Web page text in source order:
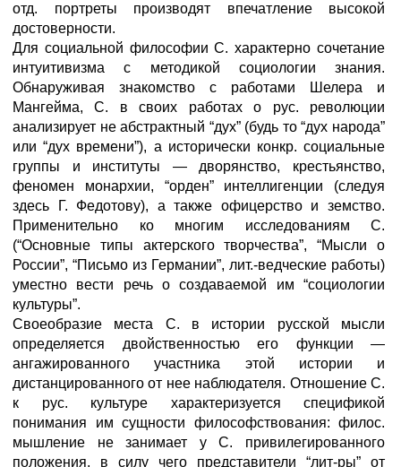
отд. портреты производят впечатление высокой
достоверности.
Для социальной философии С. характерно сочетание
интуитивизма с методикой социологии знания.
Обнаруживая знакомство с работами Шелера и
Мангейма, С. в своих работах о рус. революции
анализирует не абстрактный “дух” (будь то “дух народа”
или “дух времени”), а исторически конкр. социальные
группы и институты — дворянство, крестьянство,
феномен монархии, “орден” интеллигенции (следуя
здесь Г. Федотову), а также офицерство и земство.
Применительно ко многим исследованиям С.
(“Основные типы актерского творчества”, “Мысли о
России”, “Письмо из Германии”, лит.-ведческие работы)
уместно вести речь о создаваемой им “социологии
культуры”.
Своеобразие места С. в истории русской мысли
определяется двойственностью его функции —
ангажированного участника этой истории и
дистанцированного от нее наблюдателя. Отношение С.
к рус. культуре характеризуется спецификой
понимания им сущности философствования: филос.
мышление не занимает у С. привилегированного
положения, в силу чего представители “лит-ры” от